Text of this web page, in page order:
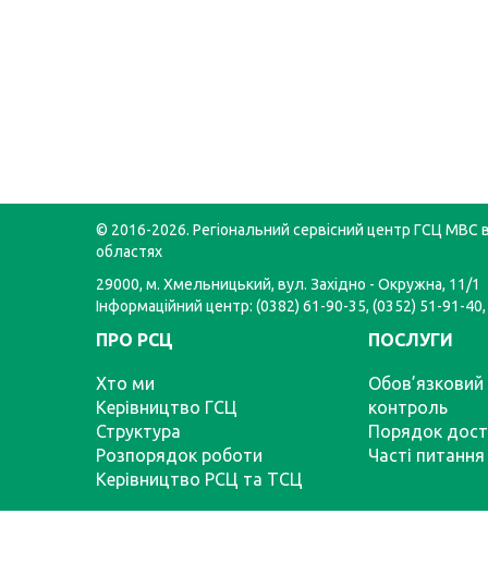
© 2016-2026. Регіональний сервісний центр ГСЦ МВС
областях
29000, м. Хмельницький, вул. Західно - Окружна, 11/1
Інформаційний центр: (0382) 61-90-35, (0352) 51-91-
ПРО РСЦ
Хто ми
Керівництво ГСЦ
Структура
Розпорядок роботи
Керівництво РСЦ та ТСЦ
ПОСЛУГИ
Обов’язковий
контроль
Порядок
Часті питання